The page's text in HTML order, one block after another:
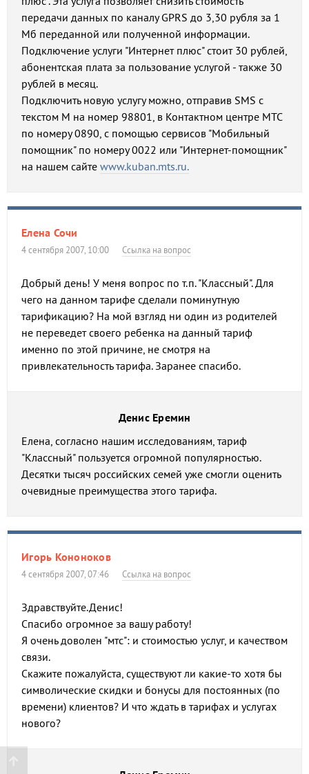
передачи данных по каналу GPRS до 3,30 рубля за 1
Мб переданной или полученной информации.
Подключение услуги "Интернет плюс" стоит 30 рублей,
абонентская плата за пользование услугой - также 30
рублей в месяц.
Подключить новую услугу можно, отправив SMS с
текстом М на номер 98801, в Контактном центре МТС
по номеру 0890, с помощью сервисов "Мобильный
помощник" по номеру 0022 или "Интернет-помощник"
на нашем сайте www.kuban.mts.ru.
Елена Сочи
4 сентября 2007, 10:00 Ссылка на вопрос
Добрый день! У меня вопрос по т.п. "Классный". Для
чего на данном тарифе сделали поминутную
тарификацию? На мой взгляд ни один из родителей
не переведет своего ребенка на данный тариф
именно по этой причине, не смотря на
привлекательность тарифа. Заранее спасибо.
Денис Еремин
Елена, согласно нашим исследованиям, тариф
"Классный" пользуется огромной популярностью.
Десятки тысяч российских семей уже смогли оценить
очевидные преимущества этого тарифа.
Игорь Кононоков
4 сентября 2007, 07:46 Ссылка на вопрос
Здравствуйте.Денис!
Спасибо огромное за вашу работу!
Я очень доволен "мтс": и стоимостью услуг, и качеством
связи.
Скажите пожалуйста, существуют ли какие-то хотя бы
символические скидки и бонусы для постоянных (по
времени) клиентов? И что ждать в тарифах и услугах
нового?